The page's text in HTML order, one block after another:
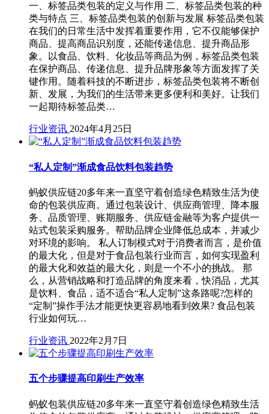
一、标签品类包装的定义与作用 二、标签品类包装的种
类与特点 三、标签品类包装的创新与发展 标签品类包装
在我们的日常生活中发挥着重要作用，它不仅能够保护
商品、提高商品识别度，还能传递信息、提升商品形
象。以食品、饮料、化妆品等商品为例，标签品类包装
在保护商品、传递信息、提升品牌形象等方面发挥了关
键作用。随着科技的不断进步，标签品类包装将不断创
新、发展，为我们的生活带来更多便利和美好。让我们
一起期待标签品类…
行业资讯 2024年4月25日
“私人定制”渐成食品饮料包装趋势
蚂蚁供应链20多年来一直坚守着创造绿色精致生活为使
命的包装供应商。通过包装设计、供应商管理、降本服
务、品质管理、账期服务、供应链金融等为客户提供一
站式包装采购服务。帮助品牌企业降低总成本，并减少
对环境的影响。 私人订制模式对于消费者而言，是价值
的最大化，但是对于食品包装行业而言，如何实现盈利
的最大化和效益的最大化，则是一个不小的挑战。 那
么，从营销战略和打造品牌的角度来看，快消品，尤其
是饮料、食品，适不适合“私人定制”这条路呢?怎样的
“定制”操作手法才能更快更容易地看到效果? 食品包装
行业如何玩…
行业资讯 2022年2月7日
五个步骤提高印刷生产效率
蚂蚁包装供应链20多年来一直坚守着创造绿色精致生活